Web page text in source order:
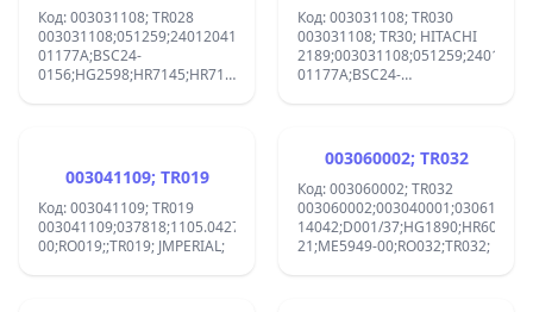
Код: 003031108; TR028
003031108;051259;2401204128;2434596;/A/E/H;BSC0408;BSC22-
01177A;BSC24-
0156;HG2598;HR7145;HR7145-
Код: 003031108; TR030
003031108; TR30; HITACHI
01177A;BSC24-
003041109; TR019
Код: 003041109; TR019
00;RO019;;TR019; JMPERIAL;
003060002; TR032
Код: 003060002; TR032
14042;D001/
21;ME5949-00;RO032;TR032;